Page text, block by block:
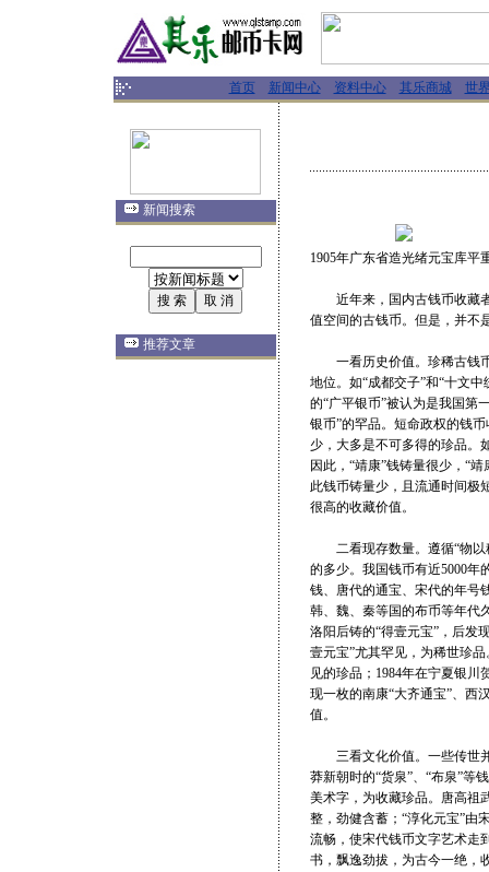
首页 新闻中心 资料中心 其乐商城 世
新闻搜索
推荐文章
1905年广东省造光绪元宝库平
近年来，国内古钱币收藏者
值空间的古钱币。但是，并不
一看历史价值。珍稀古钱币
地位。如“成都交子”和“十文
的“广平银币”被认为是我国第
银币”的罕品。短命政权的钱
少，大多是不可多得的珍品。
因此，“靖康”钱铸量很少，“
此钱币铸量少，且流通时间极
很高的收藏价值。
二看现存数量。遵循“物以
的多少。我国钱币有近5000年
钱、唐代的通宝、宋代的年号
韩、魏、秦等国的布币等年代
洛阳后铸的“得壹元宝”，后发
壹元宝”尤其罕见，为稀世珍
见的珍品；1984年在宁夏银
现一枚的南康“大齐通宝”、西
值。
三看文化价值。一些传世并
莽新朝时的“货泉”、“布泉”等
美术字，为收藏珍品。唐高祖
整，劲健含蓄；“淳化元宝”由
流畅，使宋代钱币文字艺术走
书，飘逸劲拔，为古今一绝，